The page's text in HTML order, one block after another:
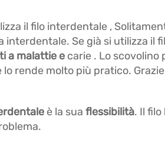
il filo interdentale ,
Se già si utilizza il
a malattie e carie . Lo
rende molto più pratico.
è la sua flessibilità. Il